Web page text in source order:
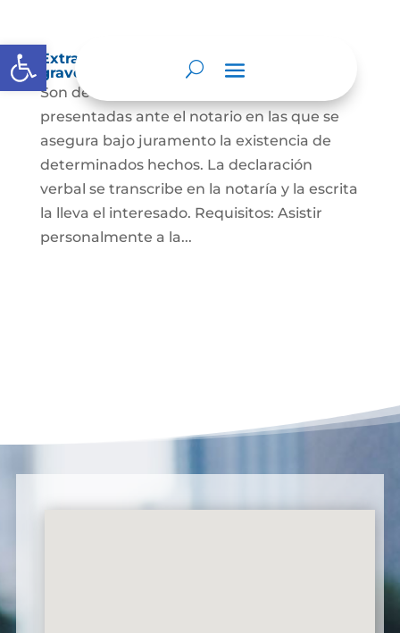
Abrir barra de herramientas
Extra-proceso o declaración bajo la
gravedad de juramento
Son declaraciones verbales o escritas
presentadas ante el notario en las que se
asegura bajo juramento la existencia de
determinados hechos. La declaración
verbal se transcribe en la notaría y la escrita
la lleva el interesado. Requisitos: Asistir
personalmente a la...